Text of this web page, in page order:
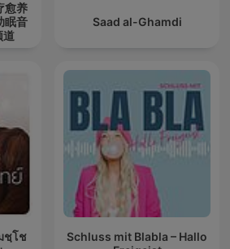
愈养
眠音
道
Saad al-Ghamdi
ชฺโช
Schluss mit Blabla – Hallo